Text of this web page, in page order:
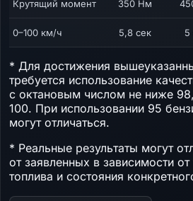
Крутящий момент 350 Нм
0–100 км/ч 5,8 сек 5
* Для достижения
требуется использование
с октановым числом не ниже
100. При использовании 95
могут отличаться.
* Реальные результаты могут
от заявленных в зависимости
топлива и состояния